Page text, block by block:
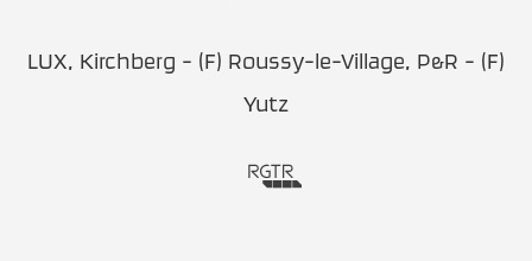
LUX, Kirchberg - (F) Roussy-le-Village, P&R - (F)
Yutz